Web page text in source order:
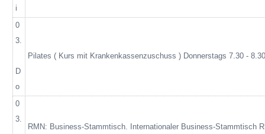
i
0
3.
D
o
Pilates ( Kurs mit Krankenkassenzuschuss ) Donnerstags 7.30 -
0
3.
RMN: Business-Stammtisch. Internationaler Business-Stammtisch